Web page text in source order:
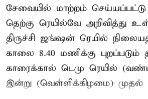
சேவையில் மாற்றம்
தெற்கு ரெயில்வே அறிவித்து
திருச்சி ஜங்ஷன் ரெயில்
காலை 8.40 மணிக்கு புறப்படும்
காரைக்கால் டெமு ரெயில்
இன்று (வெள்ளிக்கிழமை) முதல்